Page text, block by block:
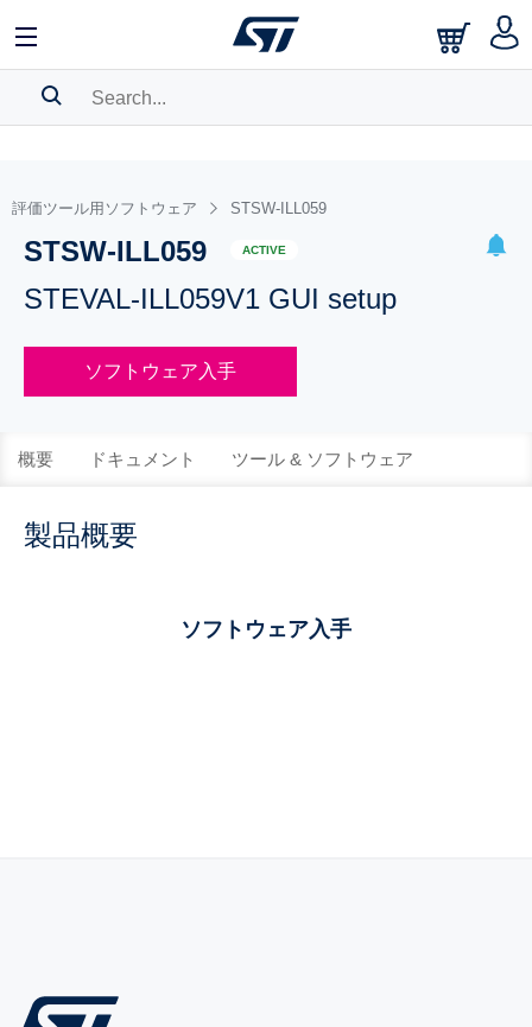
BOOKMARK
Pleaselog in to show your saved searches.
評価ツール用ソフトウェア STSW-ILL059
STSW-ILL059 ACTIVE
STEVAL-ILL059V1 GUI setup
ソフトウェア入手
概要 ドキュメント ツール & ソフトウェア
製品概要
ソフトウェア入手